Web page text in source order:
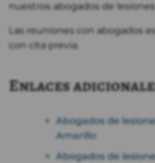
nuestros abogados de
Las reuniones con abogados
con cita previa.
Enlaces
Abogados de
Amarillo
Abogados de